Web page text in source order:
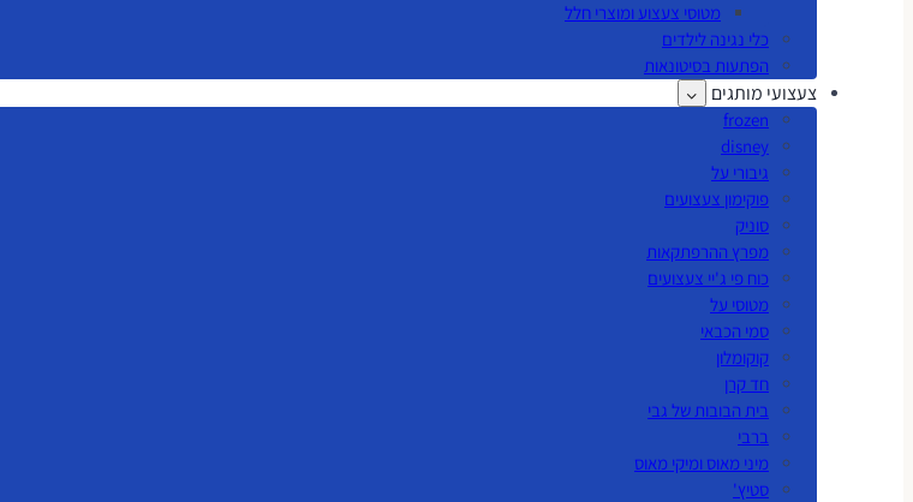
מטוסי צעצוע ומוצרי חלל
כלי נגינה לילדים
הפתעות בסיטונאות
צעצועי מותגים
frozen
disney
גיבורי על
פוקימון צעצועים
סוניק
מפרץ ההרפתקאות
כוח פי ג'יי צעצועים
מטוסי על
סמי הכבאי
קוקומלון
חד קרן
בית הבובות של גבי
ברבי
מיני מאוס ומיקי מאוס
סטיץ'